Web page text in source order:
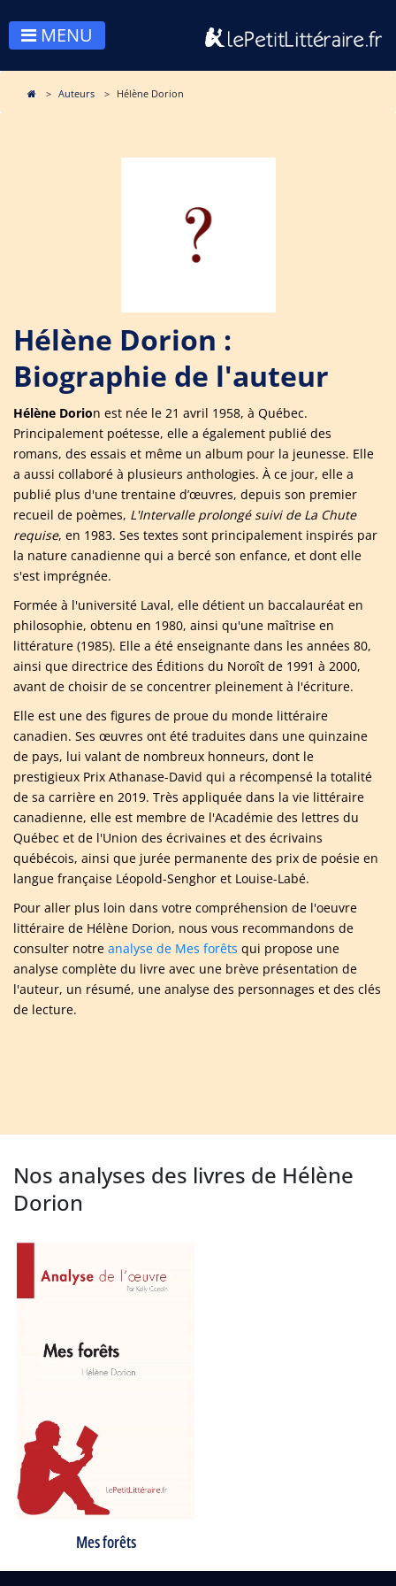
MENU
Auteurs Hélène Dorion
Hélène Dorion :
Biographie de l'auteur
Hélène Dorion est née le 21 avril 1958, à Québec.
Principalement poétesse, elle a également publié des
romans, des essais et même un album pour la jeunesse. Elle
a aussi collaboré à plusieurs anthologies. À ce jour, elle a
publié plus d'une trentaine d’œuvres, depuis son premier
recueil de poèmes, L'Intervalle prolongé suivi de La Chute
requise, en 1983. Ses textes sont principalement inspirés par
la nature canadienne qui a bercé son enfance, et dont elle
s'est imprégnée.
Formée à l'université Laval, elle détient un baccalauréat en
philosophie, obtenu en 1980, ainsi qu'une maîtrise en
littérature (1985). Elle a été enseignante dans les années 80,
ainsi que directrice des Éditions du Noroît de 1991 à 2000,
avant de choisir de se concentrer pleinement à l'écriture.
Elle est une des figures de proue du monde littéraire
canadien. Ses œuvres ont été traduites dans une quinzaine
de pays, lui valant de nombreux honneurs, dont le
prestigieux Prix Athanase-David qui a récompensé la totalité
de sa carrière en 2019. Très appliquée dans la vie littéraire
canadienne, elle est membre de l'Académie des lettres du
Québec et de l'Union des écrivaines et des écrivains
québécois, ainsi que jurée permanente des prix de poésie en
langue française Léopold-Senghor et Louise-Labé.
Pour aller plus loin dans votre compréhension de l'oeuvre
littéraire de Hélène Dorion, nous vous recommandons de
consulter notre analyse de Mes forêts qui propose une
analyse complète du livre avec une brève présentation de
l'auteur, un résumé, une analyse des personnages et des clés
de lecture.
Nos analyses des livres de Hélène
Dorion
Mes forêts